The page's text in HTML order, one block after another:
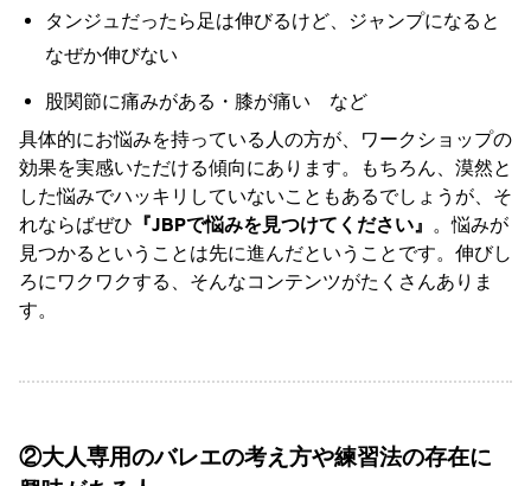
タンジュだったら足は伸びるけど、ジャンプになると
なぜか伸びない
股関節に痛みがある・膝が痛い など
具体的にお悩みを持っている人の方が、ワークショップの
効果を実感いただける傾向にあります。もちろん、漠然と
した悩みでハッキリしていないこともあるでしょうが、そ
れならばぜひ 『JBPで悩みを見つけてください』
。悩みが
見つかるということは先に進んだということです。伸びし
ろにワクワクする、そんなコンテンツがたくさんありま
す。
②大人専用のバレエの考え方や練習法の存在に